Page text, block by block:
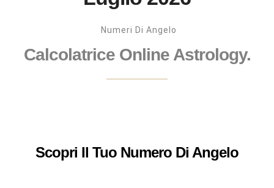
Numeri Di Angelo
Calcolatrice Online Astrology.
Scopri Il Tuo Numero Di Angelo